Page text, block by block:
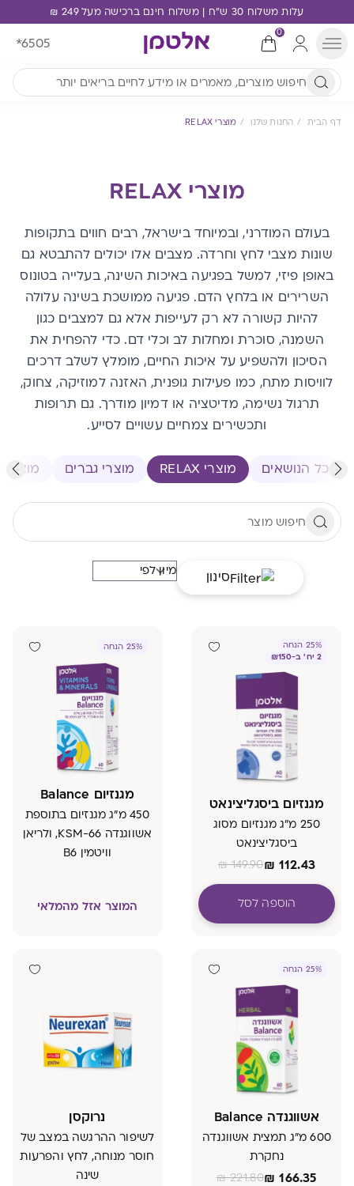
עלות משלוח 30 ש"ח | משלוח חינם ברכישה מעל 249 ₪
0
*6505
דף הבית החנות שלנו מוצרי RELAX
מוצרי RELAX
בעולם המודרני, ובמיוחד בישראל, רבים חווים בתקופות
שונות מצבי לחץ וחרדה. מצבים אלו יכולים להתבטא גם
באופן פיזי, למשל בפגיעה באיכות השינה, בעלייה בטונוס
השרירים או בלחץ הדם. פגיעה ממושכת בשינה עלולה
להיות קשורה לא רק לעייפות אלא גם למצבים כגון
השמנה, סוכרת ומחלות לב וכלי דם. כדי להפחית את
הסיכון ולהשפיע על איכות החיים, מומלץ לשלב דרכים
לוויסות מתח, כמו פעילות גופנית, האזנה למוזיקה, צחוק,
תרגול נשימה, מדיטציה או דמיון מודרך. גם תרופות
ותכשירים צמחיים עשויים לסייע.
כל הנושאים מוצרי RELAX מוצרי גברים מוצרי
סינון
25% הנחה
2 יח' ב-₪150
מגנזיום ביסגליצינאט
250 מ"ג מגנזיום מסוג
ביסגליצינאט
₪ 112.43
₪149.90
הוספה לסל
25% הנחה
מגנזיום Balance
450 מ"ג מגנזיום בתוספת
אשווגנדה KSM-66, ולריאן
וויטמין B6
המוצר אזל מהמלאי
25% הנחה
אשווגנדה Balance
600 מ"ג תמצית אשווגנדה
נחקרת
₪ 166.35
₪221.80
נרוקסן
לשיפור ההרגשה במצב של
חוסר מנוחה, לחץ והפרעות
שינה